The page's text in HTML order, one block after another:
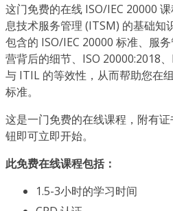
这门免费的在线 ISO/IEC 20000
息技术服务管理 (ITSM) 的基础知
包含的 ISO/IEC 20000 标准、服
营背后的细节、ISO 20000:2018
与 ITIL 的等效性，从而帮助您在
标准。
这是一门免费的在线课程，附有
钮即可立即开始。
此免费在线课程包括：
1.5-3小时的学习时间